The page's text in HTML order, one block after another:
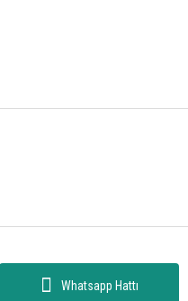
Whatsapp Hattı